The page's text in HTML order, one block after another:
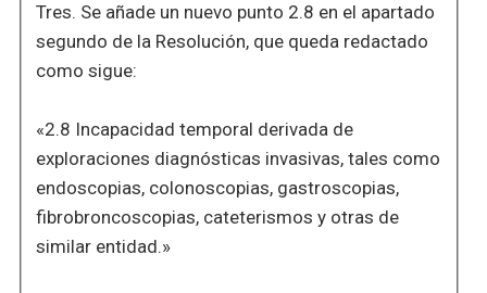
Tres. Se añade un nuevo punto 2.8 en el apartado
segundo de la Resolución, que queda redactado
como sigue:
«2.8 Incapacidad temporal derivada de
exploraciones diagnósticas invasivas, tales como
endoscopias, colonoscopias, gastroscopias,
fibrobroncoscopias, cateterismos y otras de
similar entidad.»